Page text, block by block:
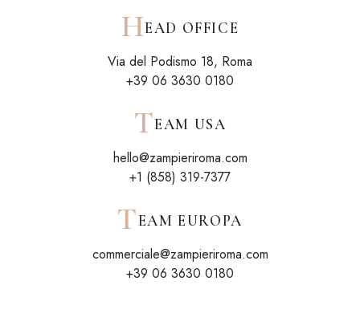
HEAD OFFICE
Via del Podismo 18, Roma
+39 06 3630 0180
TEAM USA
hello@zampieriroma.com
+1 (858) 319-7377
TEAM EUROPA
commerciale@zampieriroma.com
+39 06 3630 0180